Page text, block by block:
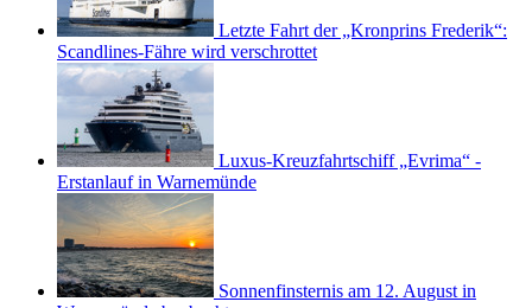
Letzte Fahrt der „Kronprins Frederik“:
Scandlines-Fähre wird verschrottet
Luxus-Kreuzfahrtschiff „Evrima“ -
Erstanlauf in Warnemünde
Sonnenfinsternis am 12. August in